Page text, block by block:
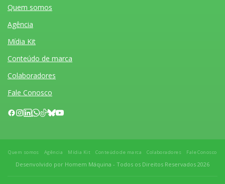
Quem somos
Agência
Mídia Kit
Conteúdo de marca
Colaboradores
Fale Conosco
Quem somos Agência Mídia Kit Conteúdo de marca Colaboradores Fale Conosco
Desenvolvido por Homem Máquina - Todos os Direitos Reservados 2026